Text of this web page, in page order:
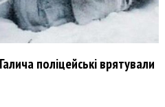
поліцейські врятували